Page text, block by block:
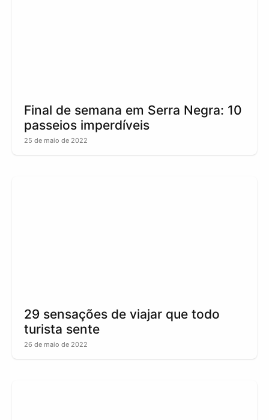
Final de semana em Serra Negra: 10
passeios imperdíveis
25 de maio de 2022
29 sensações de viajar que todo
turista sente
26 de maio de 2022